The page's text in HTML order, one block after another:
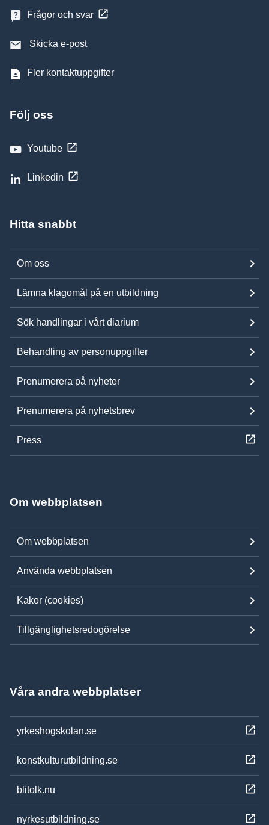
Frågor och svar
Skicka e-post
Fler kontaktuppgifter
Följ oss
Youtube
Linkedin
Hitta snabbt
Om oss
Lämna klagomål på en utbildning
Sök handlingar i vårt diarium
Behandling av personuppgifter
Prenumerera på nyheter
Prenumerera på nyhetsbrev
Press
Om webbplatsen
Om webbplatsen
Använda webbplatsen
Kakor (cookies)
Tillgänglighetsredogörelse
Våra andra webbplatser
yrkeshogskolan.se
konstkulturutbildning.se
blitolk.nu
nyrkesutbildning.se